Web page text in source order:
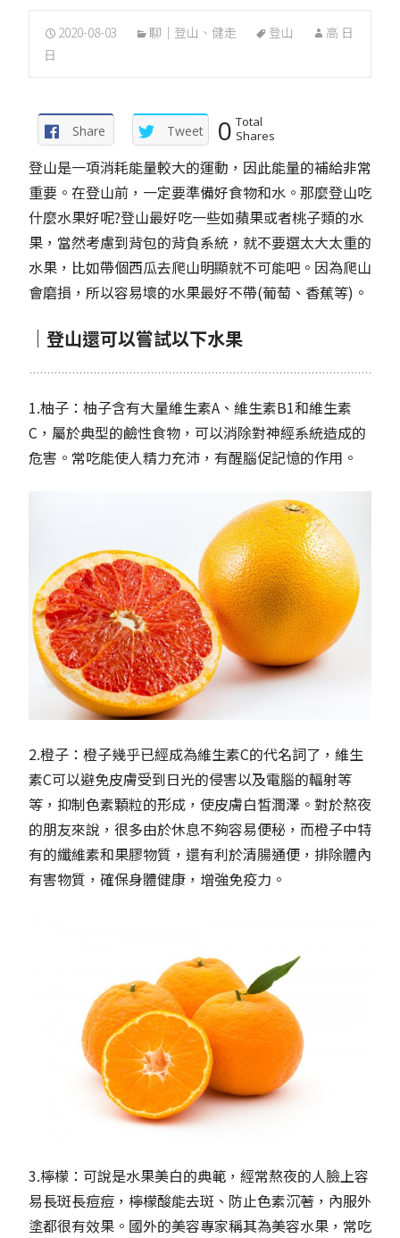
2020-08-03 聊｜登山、健走 登山
高 日
日
Share Tweet 0 Total
Shares
登山是一項消耗能量較大的運動，因此能量的補給非常
重要。在登山前，一定要準備好食物和水。那麼登山吃
什麼水果好呢?登山最好吃一些如蘋果或者桃子類的水
果，當然考慮到背包的背負系統，就不要選太大太重的
水果，比如帶個西瓜去爬山明顯就不可能吧。因為爬山
會磨損，所以容易壞的水果最好不帶(葡萄、香蕉等)。
｜登山還可以嘗試以下水果
1.柚子：柚子含有大量維生素A、維生素B1和維生素
C，屬於典型的鹼性食物，可以消除對神經系統造成的
危害。常吃能使人精力充沛，有醒腦促記憶的作用。
2.橙子：橙子幾乎已經成為維生素C的代名詞了，維生
素C可以避免皮膚受到日光的侵害以及電腦的輻射等
等，抑制色素顆粒的形成，使皮膚白皙潤澤。對於熬夜
的朋友來說，很多由於休息不夠容易便秘，而橙子中特
有的纖維素和果膠物質，還有利於清腸通便，排除體內
有害物質，確保身體健康，增強免疫力。
3.檸檬：可說是水果美白的典範，經常熬夜的人臉上容
易長斑長痘痘，檸檬酸能去斑、防止色素沉著，內服外
塗都很有效果。國外的美容專家稱其為美容水果，常吃